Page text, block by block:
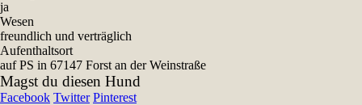
ja
Wesen
freundlich und verträglich
Aufenthaltsort
auf PS in 67147 Forst an der Weinstraße
Magst du diesen Hund
Facebook Twitter Pinterest